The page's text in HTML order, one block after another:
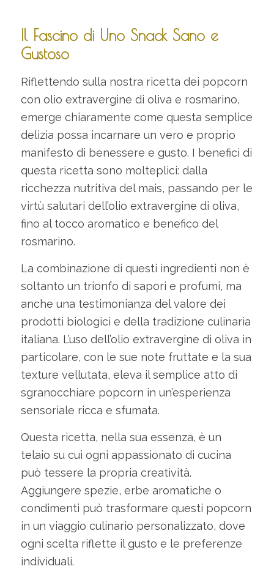
Il Fascino di Uno Snack Sano e
Gustoso
Riflettendo sulla nostra ricetta dei popcorn
con olio extravergine di oliva e rosmarino,
emerge chiaramente come questa semplice
delizia possa incarnare un vero e proprio
manifesto di benessere e gusto. I benefici di
questa ricetta sono molteplici: dalla
ricchezza nutritiva del mais, passando per le
virtù salutari dell’olio extravergine di oliva,
fino al tocco aromatico e benefico del
rosmarino.
La combinazione di questi ingredienti non è
soltanto un trionfo di sapori e profumi, ma
anche una testimonianza del valore dei
prodotti biologici e della tradizione culinaria
italiana. L’uso dell’olio extravergine di oliva in
particolare, con le sue note fruttate e la sua
texture vellutata, eleva il semplice atto di
sgranocchiare popcorn in un’esperienza
sensoriale ricca e sfumata.
Questa ricetta, nella sua essenza, è un
telaio su cui ogni appassionato di cucina
può tessere la propria creatività.
Aggiungere spezie, erbe aromatiche o
condimenti può trasformare questi popcorn
in un viaggio culinario personalizzato, dove
ogni scelta riflette il gusto e le preferenze
individuali.